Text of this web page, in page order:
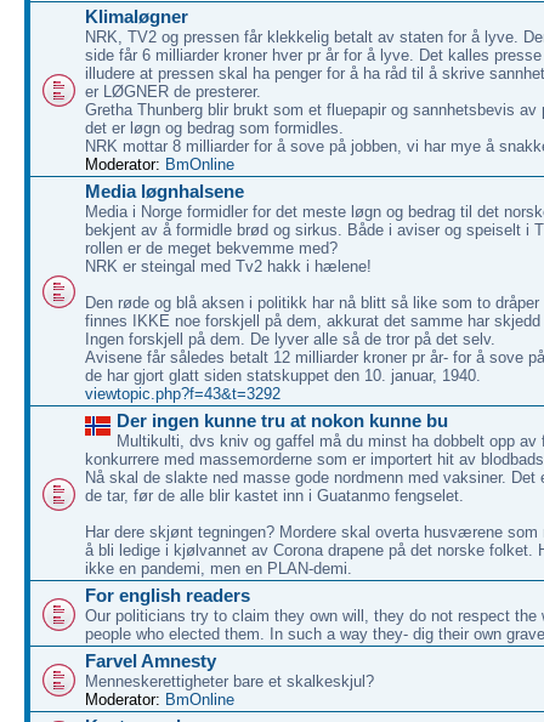
Klimaløgner
NRK, TV2 og pressen får klekkelig betalt av staten for å lyve.
side får 6 milliarder kroner hver pr år for å lyve. Det kalles
illudere at pressen skal ha penger for å ha råd til å skrive
er LØGNER de presterer.
Gretha Thunberg blir brukt som et fluepapir og sannhetsbevis av
det er løgn og bedrag som formidles.
NRK mottar 8 milliarder for å sove på jobben, vi har mye å
Moderator: BmOnline
Media løgnhalsene
Media i Norge formidler for det meste løgn og bedrag til det
bekjent av å formidle brød og sirkus. Både i aviser og speiselt i
rollen er de meget bekvemme med?
NRK er steingal med Tv2 hakk i hælene!
Den røde og blå aksen i politikk har nå blitt så like som to dråper
finnes IKKE noe forskjell på dem, akkurat det samme har
Ingen forskjell på dem. De lyver alle så de tror på det selv.
Avisene får således betalt 12 milliarder kroner pr år- for å sove
de har gjort glatt siden statskuppet den 10. januar, 1940.
viewtopic.php?f=43&t=3292
Der ingen kunne tru at nokon kunne bu
Multikulti, dvs kniv og gaffel må du minst ha dobbelt opp av
konkurrere med massemorderne som er importert hit av
Nå skal de slakte ned masse gode nordmenn med vaksiner.
de tar, før de alle blir kastet inn i Guatanmo fengselet.
Har dere skjønt tegningen? Mordere skal overta husværene som
å bli ledige i kjølvannet av Corona drapene på det norske folket.
ikke en pandemi, men en PLAN-demi.
For english readers
Our politicians try to claim they own will, they do not respect the
people who elected them. In such a way they- dig their own
Farvel Amnesty
Menneskerettigheter bare et skalkeskjul?
Moderator: BmOnline